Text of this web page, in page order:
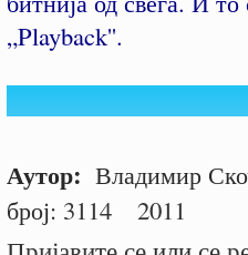
„Playback''.
Аутор: Владимир
број: 3114 2011